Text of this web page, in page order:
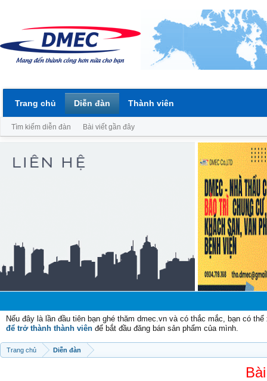
Nếu đây là lần đầu tiên bạn ghé thăm dmec.vn và có thắc mắc, bạn có
để trở thành thành viên để bắt đầu đăng bán sản phẩm của mình.
Trang chủ Diễn đàn
Trang chủ Diễn đàn
Tìm kiếm diễn đàn Bài viết gần đây
Thành viên